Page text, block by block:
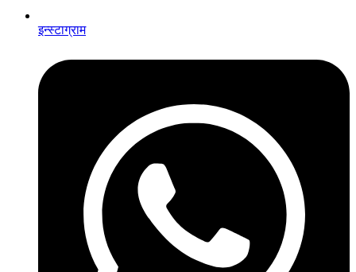
इन्स्टाग्राम